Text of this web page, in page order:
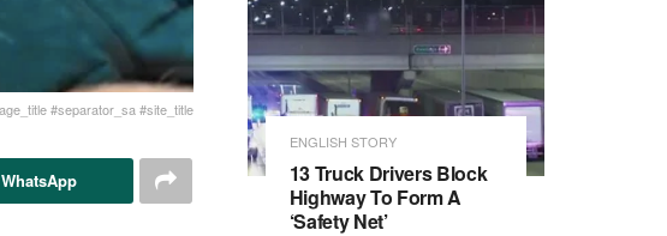
#separator_sa #site_title
ENGLISH STORY
13 Truck Drivers Block
Highway To Form A
‘Safety Net’